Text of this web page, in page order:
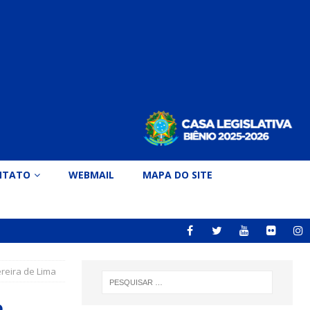
WEBMAIL MAPA DO SITE
de Lima